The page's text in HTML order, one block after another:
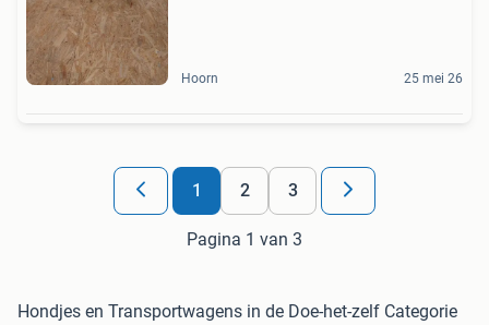
Hoorn 25 mei 26
1 2 3
Pagina 1 van 3
Hondjes en Transportwagens in de Doe-het-zelf Categorie